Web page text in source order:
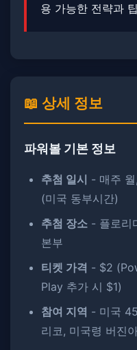
용 가능한 전략과
📖 상세 정보
파워볼 기본 정보
추첨 일시 - 매주
(미국 동부시간)
추첨 장소 - 플로리
본부
티켓 가격 - $2
Play 추가 시 $1)
참여 지역 - 미국
리코, 미국령 버진